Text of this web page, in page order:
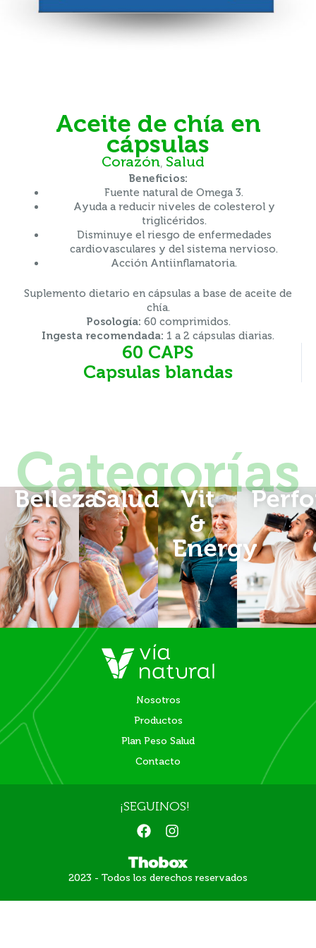
aceite de chía en
cápsulas
Corazón, Salud
Beneficios:
Fuente natural de Omega 3.
Ayuda a reducir niveles de colesterol y
triglicéridos.
Disminuye el riesgo de enfermedades
cardiovasculares y del sistema nervioso.
Acción Antiinflamatoria.
Suplemento dietario en cápsulas a base de aceite de
chía.
Posología: 60 comprimidos.
Ingesta recomendada: 1 a 2 cápsulas diarias.
60 CAPS
Capsulas blandas
Categorías
BellezaSalud
Vit
&
Energy
Nosotros
Productos
Plan Peso Salud
Contacto
¡SEGUINOS!
F
c
e
b
o
I
s
t
a
g
2023 - Todos los derechos reservados